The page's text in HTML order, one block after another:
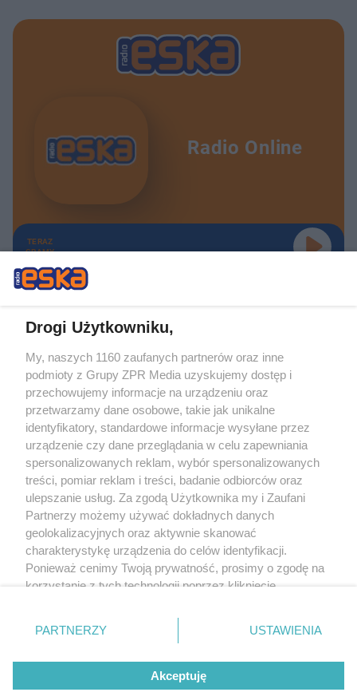
Radio Online
TERAZ
GRAMY
Żaden utwór zamieszczony w serwisie nie może być powielany i
rozpowszechniany lub dalej rozpowszechniany w jakikolwiek sposób (w
tym także elektroniczny lub mechaniczny) na jakimkolwiek polu
eksploatacji w jakiejkolwiek formie, włącznie z umieszczaniem w Internecie
bez pisemnej zgody właściciela praw. Jakiekolwiek użycie lub
wykorzystanie utworów w całości lub w części z naruszeniem prawa, tzn.
bez właściwej zgody, jest zabronione pod groźbą kary i może być ścigane
prawnie.
O nas
Drogi Użytkowniku,
My, naszych 1160 zaufanych partnerów oraz inne
podmioty z Grupy ZPR Media uzyskujemy dostęp i
przechowujemy informacje na urządzeniu oraz
przetwarzamy dane osobowe, takie jak unikalne
identyfikatory, standardowe informacje wysyłane przez
urządzenie czy dane przeglądania w celu zapewniania
spersonalizowanych reklam, wybór spersonalizowanych
treści, pomiar reklam i treści, badanie odbiorców oraz
ulepszanie usług. Za zgodą Użytkownika my i Zaufani
Partnerzy możemy używać dokładnych danych
geolokalizacyjnych oraz aktywnie skanować
charakterystykę urządzenia do celów identyfikacji.
Ponieważ cenimy Twoją prywatność, prosimy o zgodę na
korzystanie z tych technologii poprzez kliknięcie
zmienić/wycofać klikając przycisk ustawień prywatności
znajdujący się w lewym dolnym rogu strony
rodzaje przetwarzania danych nie wymagają zgody
użytkownika, ale masz prawo sprzeciwić się takiemu
przetwarzaniu. Preferencje będą miały zastosowanie tylko
PARTNERZY USTAWIENIA
Akceptuję